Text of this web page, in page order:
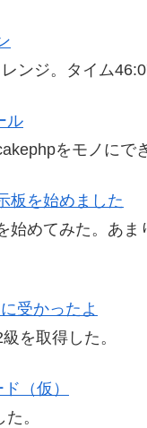
ンジ。タイム
ル
をモノにで
板を始めました
始めてみた。あ
受かったよ
を取得した。
（仮）
。